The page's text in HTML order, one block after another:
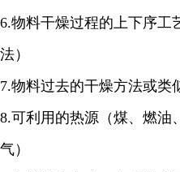
6.物料干燥过程的上下序工
法）
7.物料过去的干燥方法或类
8.可利用的热源（煤、燃油
气）